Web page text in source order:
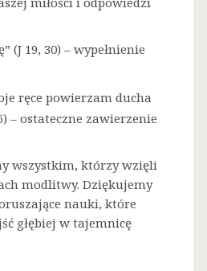
(J 19, 30) – wypełnienie
ręce powierzam ducha
– ostateczne zawierzenie
wszystkim, którzy wzięli
modlitwy. Dziękujemy
nauki, które
głębiej w tajemnicę